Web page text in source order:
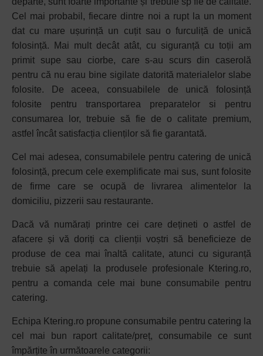
Cel mai probabil, fiecare dintre noi a rupt la un moment
dat cu mare ușurință un cuțit sau o furculiță de unică
folosință. Mai mult decât atât, cu siguranță cu toții am
primit supe sau ciorbe, care s-au scurs din caserolă
pentru că nu erau bine sigilate datorită materialelor slabe
folosite. De aceea, consuabilele de unică folosință
folosite pentru transportarea preparatelor si pentru
consumarea lor, trebuie să fie de o calitate premium,
astfel încât satisfacția clienților să fie garantată.
Cel mai adesea, consumabilele pentru catering de unică
folosință, precum cele exemplificate mai sus, sunt folosite
de firme care se ocupă de livrarea alimentelor la
domiciliu, pizzerii sau restaurante.
Dacă vă numărați printre cei care dețineti o astfel de
afacere și vă doriți ca clienții voștri să beneficieze de
produse de cea mai înaltă calitate, atunci cu siguranță
trebuie să apelați la produsele profesionale Ktering.ro,
pentru a comanda cele mai bune consumabile pentru
catering.
Echipa Ktering.ro propune consumabile pentru catering la
cel mai bun raport calitate/preț, consumabile ce sunt
împărțite în următoarele categorii: